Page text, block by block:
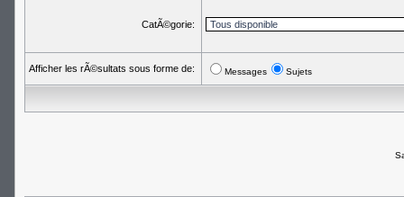
CatÃ©gorie:
Afficher les rÃ©sultats sous forme de: Messages Sujets